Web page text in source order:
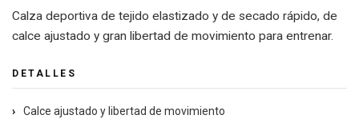
Calza deportiva de tejido elastizado y de secado rápido, de
calce ajustado y gran libertad de movimiento para entrenar.
DETALLES
› Calce ajustado y libertad de movimiento